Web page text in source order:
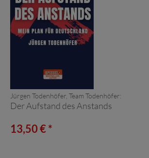
Jürgen Todenhöfer, Team Todenhöfer:
Der Aufstand des Anstands
13,50 € *